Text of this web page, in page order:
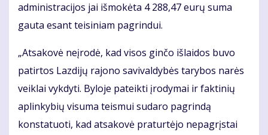
administracijos jai išmokėta 4 288,47 eurų suma
gauta esant teisiniam pagrindui.
„Atsakovė neįrodė, kad visos ginčo išlaidos buvo
patirtos Lazdijų rajono savivaldybės tarybos narės
veiklai vykdyti. Byloje pateikti įrodymai ir faktinių
aplinkybių visuma teismui sudaro pagrindą
konstatuoti, kad atsakovė praturtėjo nepagrįstai